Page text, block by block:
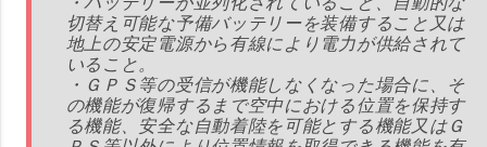
切替え可能な予備バッテリーを装備すること又は
地上の安定電源から有線により電力が供給されて
いること。
・ＧＰＳ等の受信が機能しなくなった場合に、そ
の機能が復帰するまで空中における位置を保持す
る機能、安全な自動着陸を可能とする機能又はＧ